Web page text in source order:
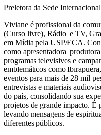
Preletora da Sede Internacional
Viviane é profissional da
(Curso livre), Rádio, e TV,
em Mídia pela USP/ECA.
como apresentadora,
programas televisivos e
emblemáticos como
eventos para mais de 28 mil
entrevistas e materiais
do país, consolidando sua
projetos de grande impacto. É
levando mensagens de
diferentes públicos.